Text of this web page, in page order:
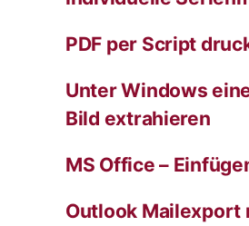
PDF per Script
Unter Windows
Bild extrahieren
MS Office –
Outlook Mailexport